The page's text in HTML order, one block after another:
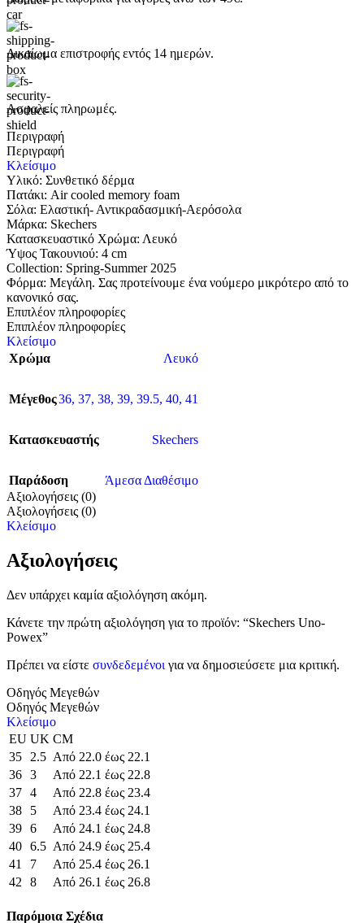
Δικαίωμα επιστροφής εντός 14 ημερών.
Ασφαλείς πληρωμές.
Περιγραφή
Περιγραφή
Κλείσιμο
Υλικό: Συνθετικό δέρμα
Πατάκι: Air cooled memory foam
Σόλα: Ελαστική- Αντικραδασμική-Αερόσολα
Μάρκα: Skechers
Κατασκευαστικό Χρώμα: Λευκό
Ύψος Τακουνιού: 4 cm
Collection: Spring-Summer 2025
Φόρμα: Μεγάλη. Σας προτείνουμε ένα νούμερο μικρότερο από το
κανονικό σας.
Επιπλέον πληροφορίες
Επιπλέον πληροφορίες
Κλείσιμο
Χρώμα
Λευκό
Μέγεθος36, 37, 38, 39, 39.5, 40, 41
Κατασκευαστής Skechers
Παράδοση
Άμεσα Διαθέσιμο
Αξιολογήσεις (0)
Αξιολογήσεις (0)
Κλείσιμο
Αξιολογήσεις
Δεν υπάρχει καμία αξιολόγηση ακόμη.
Κάνετε την πρώτη αξιολόγηση για το προϊόν: “Skechers Uno-
Powex”
Πρέπει να είστε συνδεδεμένοι για να δημοσιεύσετε μια κριτική.
Οδηγός Μεγεθών
Οδηγός Μεγεθών
Κλείσιμο
EU UK CM
35
2.5 Από 22.0 έως 22.1
36 3
Από 22.1 έως 22.8
37 4
Από 22.8 έως 23.4
38
5
Από 23.4 έως 24.1
39 6
Από 24.1 έως 24.8
40 6.5 Από 24.9 έως 25.4
41
7
Από 25.4 έως 26.1
42
8 Από 26.1 έως 26.8
Παρόμοια Σχέδια